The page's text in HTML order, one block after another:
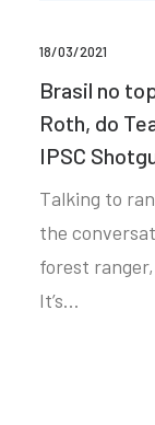
18/03/2021
Brasil no
Roth, do
IPSC
Talking to
the
forest
It’s…